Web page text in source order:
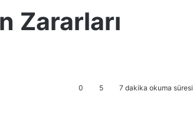
Zararları
0 5 7 dakika okuma süresi